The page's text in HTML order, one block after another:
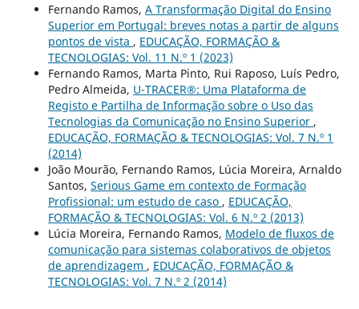
Fernando Ramos, A Transformação Digital do Ensino
Superior em Portugal: breves notas a partir de alguns
pontos de vista , EDUCAÇÃO, FORMAÇÃO &
TECNOLOGIAS: Vol. 11 N.º 1 (2023)
Fernando Ramos, Marta Pinto, Rui Raposo, Luís Pedro,
Pedro Almeida, U-TRACER®: Uma Plataforma de
Registo e Partilha de Informação sobre o Uso das
Tecnologias da Comunicação no Ensino Superior ,
EDUCAÇÃO, FORMAÇÃO & TECNOLOGIAS: Vol. 7 N.º 1
(2014)
João Mourão, Fernando Ramos, Lúcia Moreira, Arnaldo
Santos, Serious Game em contexto de Formação
Profissional: um estudo de caso , EDUCAÇÃO,
FORMAÇÃO & TECNOLOGIAS: Vol. 6 N.º 2 (2013)
Lúcia Moreira, Fernando Ramos, Modelo de fluxos de
comunicação para sistemas colaborativos de objetos
de aprendizagem , EDUCAÇÃO, FORMAÇÃO &
TECNOLOGIAS: Vol. 7 N.º 2 (2014)